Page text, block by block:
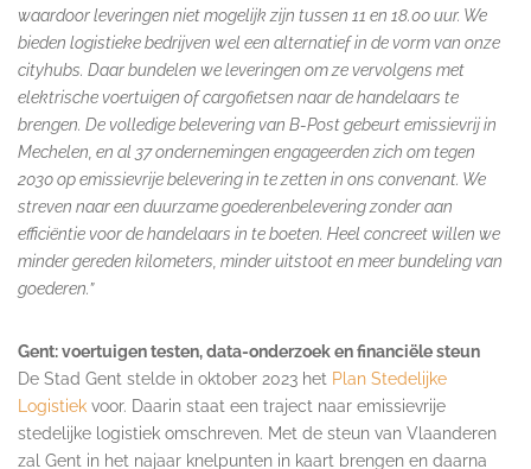
waardoor leveringen niet mogelijk zijn tussen 11 en 18.00 uur. We
bieden logistieke bedrijven wel een alternatief in de vorm van onze
cityhubs. Daar bundelen we leveringen om ze vervolgens met
elektrische voertuigen of cargofietsen naar de handelaars te
brengen. De volledige belevering van B-Post gebeurt emissievrij in
Mechelen, en al 37 ondernemingen engageerden zich om tegen
2030 op emissievrije belevering in te zetten in ons convenant. We
streven naar een duurzame goederenbelevering zonder aan
efficiëntie voor de handelaars in te boeten. Heel concreet willen we
minder gereden kilometers, minder uitstoot en meer bundeling van
goederen.”
Gent: voertuigen testen, data-onderzoek en financiële steun
De Stad Gent stelde in oktober 2023 het Plan Stedelijke
Logistiek voor. Daarin staat een traject naar emissievrije
stedelijke logistiek omschreven. Met de steun van Vlaanderen
zal Gent in het najaar knelpunten in kaart brengen en daarna